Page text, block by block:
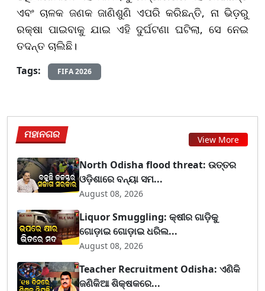
ଏବଂ ଚାଳକ ଜଣକ ଜାଣିଶୁଣି ଏପରି କରିଛନ୍ତି, ନା ଭିଡ଼ରୁ
ରକ୍ଷା ପାଇବାକୁ ଯାଇ ଏହି ଦୁର୍ଘଟଣା ଘଟିଲା, ସେ ନେଇ
ତଦନ୍ତ ଚାଲିଛି।
Tags: FIFA 2026
ମହାନଗର View More
North Odisha flood threat: ଉତ୍ତର
ଓଡ଼ିଶାରେ ବନ୍ୟା ସମ...
August 08, 2026
Liquor Smuggling: କ୍ଷୀର ଗାଡ଼ିକୁ
ଗୋଡ଼ାଇ ଗୋଡ଼ାଇ ଧରିଲ...
August 08, 2026
Teacher Recruitment Odisha: ଏଣିକି
ଜଣିକିଆ ଶିକ୍ଷକରେ...